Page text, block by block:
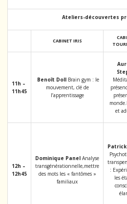
Ateliers-découvertes
CABINET IRIS
11h –
11h45
Benoît Doll Brain gym : le
mouvement, clé de
l’apprentissage
et
12h –
12h45
Dominique Panel Analyse
transgénérationnelle,mettre
des mots les « fantômes »
familiaux
:
les